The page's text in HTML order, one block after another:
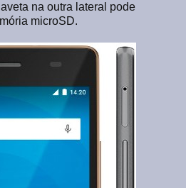
na outra lateral pode
microSD.